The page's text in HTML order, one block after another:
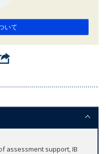
いて
assessment support, IB